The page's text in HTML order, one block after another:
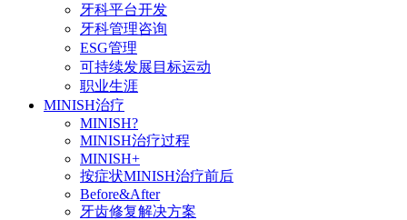
牙科平台开发
牙科管理咨询
ESG管理
可持续发展目标运动
职业生涯
MINISH治疗
MINISH?
MINISH治疗过程
MINISH+
按症状MINISH治疗前后
Before&After
牙齿修复解决方案